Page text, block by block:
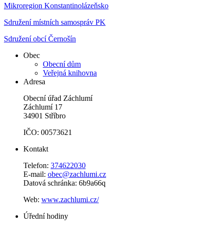
Mikroregion Konstantinolázeňsko
Sdružení místních samospráv PK
Sdružení obcí Černošín
Obec
Obecní dům
Veřejná knihovna
Adresa
Obecní úřad Záchlumí
Záchlumí 17
34901 Stříbro
IČO: 00573621
Kontakt
Telefon: 374622030
E-mail: obec@zachlumi.cz
Datová schránka: 6b9a66q
Web: www.zachlumi.cz/
Úřední hodiny